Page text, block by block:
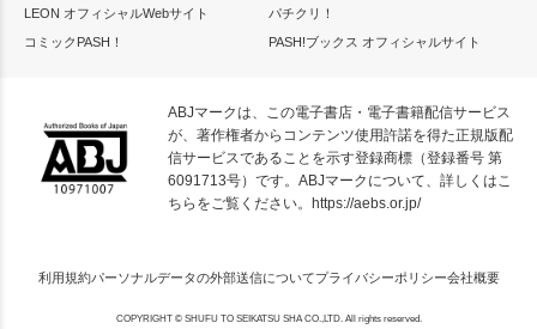
LEON オフィシャルWebサイト
パチクリ！
コミックPASH！
PASH!ブックス オフィシャルサイト
ABJマークは、この電子書店・電子書籍配信サービス
が、著作権者からコンテンツ使用許諾を得た正規版配
信サービスであることを示す登録商標（登録番号 第
6091713号）です。ABJマークについて、詳しくはこ
ちらをご覧ください。 https://aebs.or.jp/
利用規約パーソナルデータの外部送信についてプライバシーポリシー会社概要
COPYRIGHT © SHUFU TO SEIKATSU SHA CO.,LTD. All rights reserved.